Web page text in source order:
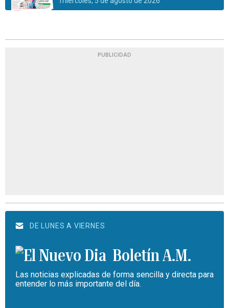
PUBLICIDAD
DE LUNES A VIERNES
Boletín A.M.
Las noticias explicadas de forma sencilla y directa para
entender lo más importante del día.